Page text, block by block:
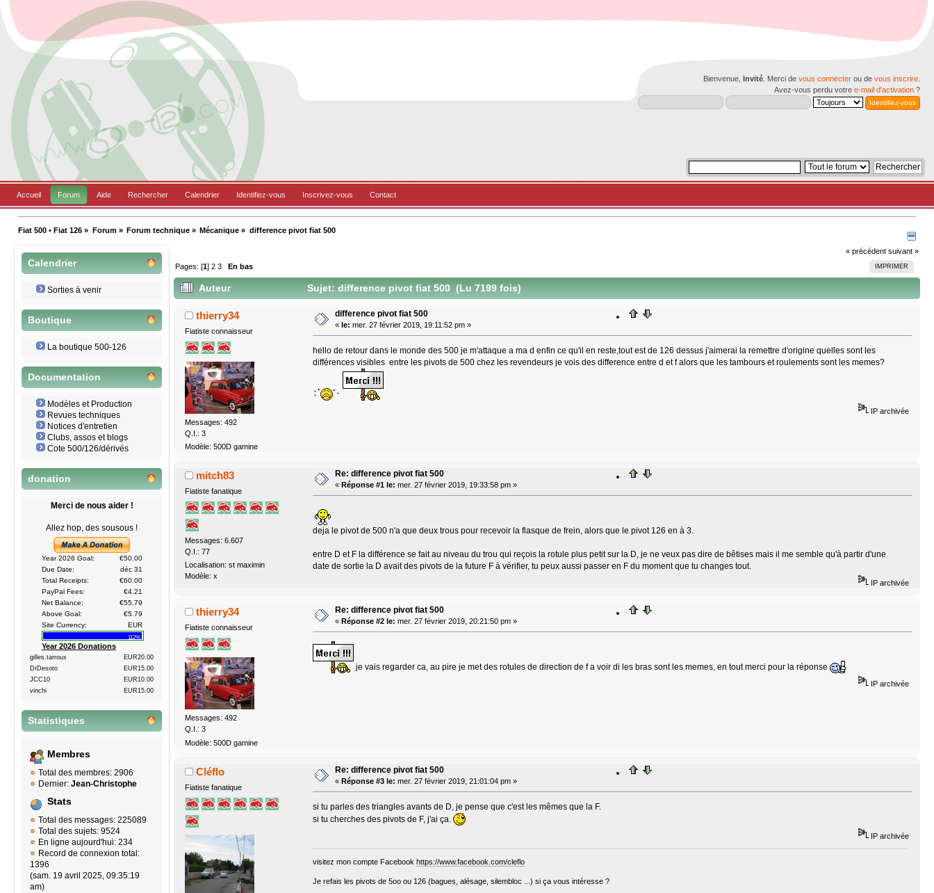
Bienvenue, Invité . Merci de vous connecter ou de vous inscrire
Avez-vous perdu votre e-mail d'activation ?
Accueil Forum Aide Rechercher Calendrier Identifiez-vous Inscrivez-vous Contact
Fiat 500 • Fiat 126 » Forum» Forum technique» Mécanique » difference pivot fiat 500
Calendrier
Sorties à venir
Boutique
La boutique 500-126
Documentation
Modèles et Production
Revues techniques
Notices d'entretien
Clubs, assos et blogs
Cote 500/126/dérivés
donation
Merci de nous aider !
Allez hop, des sousous !
Year 2026 Goal:
€50.00
Due Date:
déc 31
Total Receipts:
€60.00
PayPal Fees:
€4.21
Net Balance:
€55.79
Above Goal:
€5.79
Site Currency:
EUR
112%
Year 2026 Donations
gilles.tarroux
EUR20.00
DrDesoto
EUR15.00
JCC10
EUR10.00
vinchi
EUR15.00
Statistiques
Membres
Total des membres: 2906
Dernier: Jean-Christophe
Stats
Total des messages: 225089
Total des sujets: 9524
En ligne aujourd'hui: 234
Record de connexion total:
1396
(sam. 19 avril 2025, 09:35:19
am)
« précédent suivant »
IMPRIMER
Pages: [1]2 3 En bas
Auteur Sujet: difference pivot fiat 500 (Lu 7199 fois)
thierry34
Fiatiste connaisseur
Messages: 492
Q.I.: 3
Modèle: 500D gamine
difference pivot fiat 500
« le: mer. 27 février 2019, 19:11:52 pm »
hello de retour dans le monde des 500 je m'attaque a ma d enfin ce qu'il en reste,tout est de 126 dessus j'aimerai la remettre d'origine quelles sont les
différences visibles entre les pivots de 500 chez les revendeurs je vois des difference entre d et f alors que les tambours et roulements sont les memes?
IP archivée
mitch83
Fiatiste fanatique
Messages: 6.607
Q.I.: 77
Localisation: st maximin
Modèle: x
Re: difference pivot fiat 500
« Réponse #1 le: mer. 27 février 2019, 19:33:58 pm »
deja le pivot de 500 n'a que deux trous pour recevoir la flasque de frein, alors que le pivot 126 en à 3.
entre D et F la différence se fait au niveau du trou qui reçois la rotule plus petit sur la D, je ne veux pas dire de bêtises mais il me semble qu'à partir d'une
date de sortie la D avait des pivots de la future F à vérifier, tu peux aussi passer en F du moment que tu changes tout.
IP archivée
thierry34
Fiatiste connaisseur
Messages: 492
Q.I.: 3
Modèle: 500D gamine
Re: difference pivot fiat 500
« Réponse #2 le: mer. 27 février 2019, 20:21:50 pm »
je vais regarder ca, au pire je met des rotules de direction de f a voir di les bras sont les memes, en tout merci pour la réponse
IP archivée
Cléflo
Fiatiste fanatique
Re: difference pivot fiat 500
« Réponse #3 le: mer. 27 février 2019, 21:01:04 pm »
si tu parles des triangles avants de D, je pense que c'est les mêmes que la F.
si tu cherches des pivots de F, j'ai ça.
IP archivée
visitez mon compte Facebook https://www.facebook.com/cleflo
Je refais les pivots de 5oo ou 126 (bagues, alésage, silembloc ...) si ça vous intéresse ?